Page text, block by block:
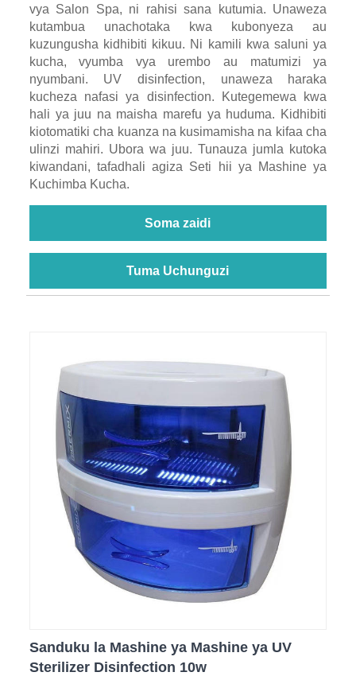
vya Salon Spa, ni rahisi sana kutumia. Unaweza
kutambua unachotaka kwa kubonyeza au
kuzungusha kidhibiti kikuu. Ni kamili kwa saluni ya
kucha, vyumba vya urembo au matumizi ya
nyumbani. UV disinfection, unaweza haraka
kucheza nafasi ya disinfection. Kutegemewa kwa
hali ya juu na maisha marefu ya huduma. Kidhibiti
kiotomatiki cha kuanza na kusimamisha na kifaa cha
ulinzi mahiri. Ubora wa juu. Tunauza jumla kutoka
kiwandani, tafadhali agiza Seti hii ya Mashine ya
Kuchimba Kucha.
Soma zaidi
Tuma Uchunguzi
Sanduku la Mashine ya Mashine ya UV
Sterilizer Disinfection 10w